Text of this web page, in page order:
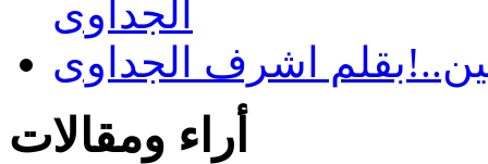
الجداوى
اشرف الجداوى
أراء ومقالات